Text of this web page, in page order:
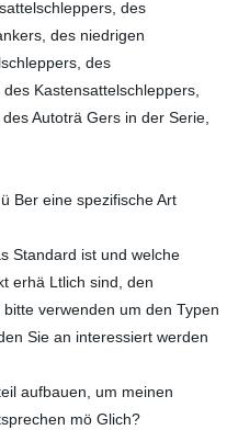
des
des niedrigen
des
Kastensattelschleppers,
Autoträ Gers in der Serie,
Ber eine spezifische Art
Standard ist und welche
erhä Ltlich sind, den
verwenden um den Typen
Sie an interessiert werden
aufbauen, um meinen
mö Glich?